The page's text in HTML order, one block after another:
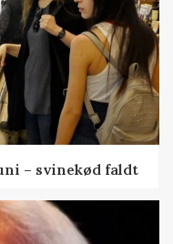
– svinekød faldt